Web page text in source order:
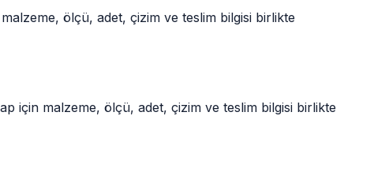
ölçü, adet, çizim ve teslim bilgisi birlikte
için malzeme, ölçü, adet, çizim ve teslim bilgisi birlikte